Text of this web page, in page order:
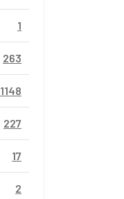
1
263
1148
227
17
2